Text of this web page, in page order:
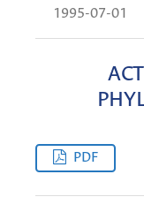
1995-07-01
PDF